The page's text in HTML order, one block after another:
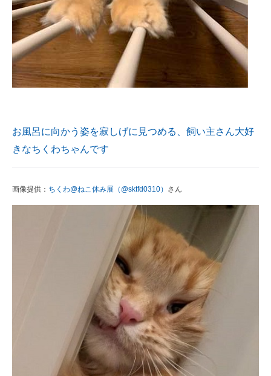
お風呂に向かう姿を寂しげに見つめる、飼い主さん大好
きなちくわちゃんです
画像提供： ちくわ@ねこ休み展（@sktfd0310） さん